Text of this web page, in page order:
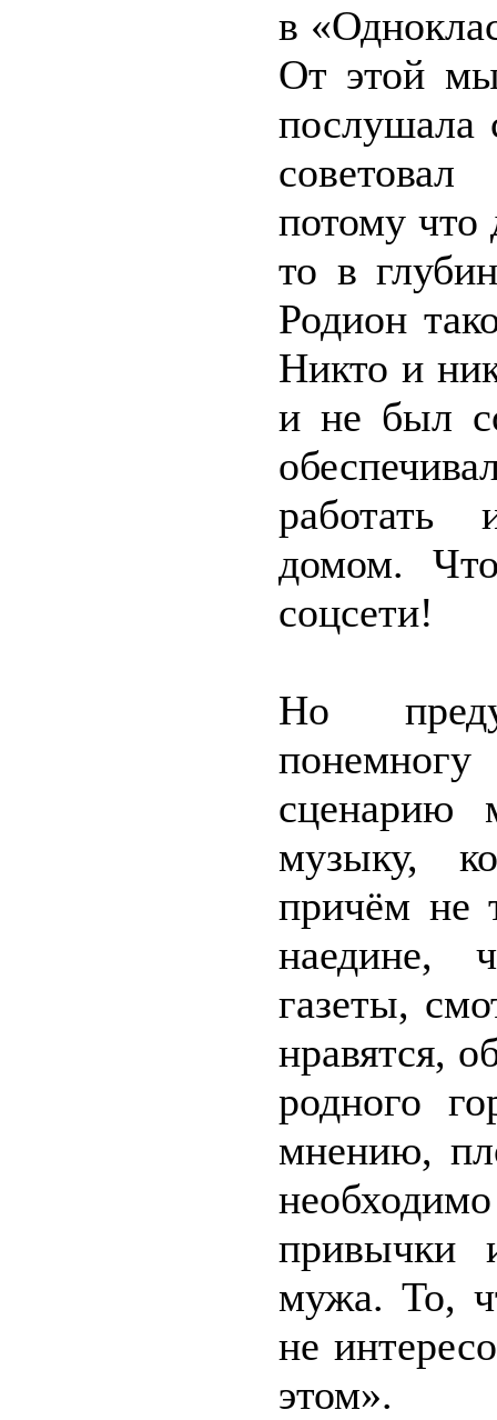
в
От этой
послушала
потому что
то в
Родион
Никто и
и не был
работать
домом.
соцсети!
Но
сценарию
музыку,
причём не
наедине,
газеты,
нравятся,
родного
мнению,
привычки
мужа. То,
не
этом».